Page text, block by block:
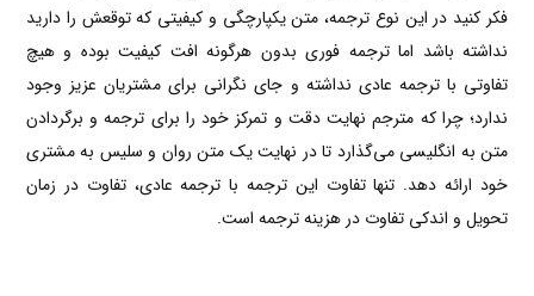
فکر کنید در این نوع ترجمه، متن یکپارچگی و کیفیتی که توقعش را دارید
نداشته باشد اما ترجمه فوری بدون هرگونه افت کیفیت بوده و هیچ
تفاوتی با ترجمه عادی نداشته و جای نگرانی برای مشتریان عزیز وجود
ندارد؛ چرا که مترجم نهایت دقت و تمرکز خود را برای ترجمه و برگردادن
متن به انگلیسی می‌گذارد تا در نهایت یک متن روان و سلیس به مشتری
خود ارائه دهد. تنها تفاوت این ترجمه با ترجمه عادی، تفاوت در زمان
تحویل و اندکی تفاوت در هزینه ترجمه است.